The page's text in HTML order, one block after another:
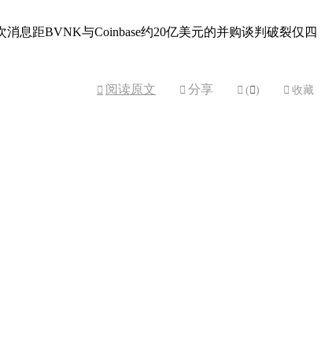
息距BVNK与Coinbase约20亿美元的并购谈判破裂仅四
 阅读原文  分享  ( )  收藏